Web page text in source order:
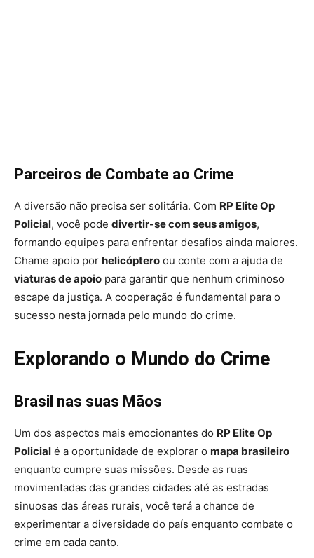
Parceiros de Combate ao Crime
A diversão não precisa ser solitária. Com RP Elite Op
Policial, você pode divertir-se com seus amigos,
formando equipes para enfrentar desafios ainda maiores.
Chame apoio por helicóptero ou conte com a ajuda de
viaturas de apoio para garantir que nenhum criminoso
escape da justiça. A cooperação é fundamental para o
sucesso nesta jornada pelo mundo do crime.
Explorando o Mundo do Crime
Brasil nas suas Mãos
Um dos aspectos mais emocionantes do RP Elite Op
Policial é a oportunidade de explorar o mapa brasileiro
enquanto cumpre suas missões. Desde as ruas
movimentadas das grandes cidades até as estradas
sinuosas das áreas rurais, você terá a chance de
experimentar a diversidade do país enquanto combate o
crime em cada canto.